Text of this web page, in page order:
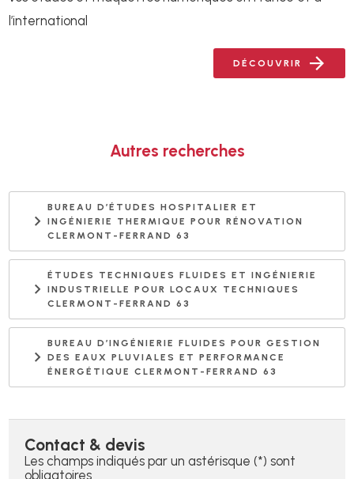
l’international
DÉCOUVRIR
Autres recherches
BUREAU D’ÉTUDES HOSPITALIER ET
INGÉNIERIE THERMIQUE POUR RÉNOVATION
CLERMONT-FERRAND 63
ÉTUDES TECHNIQUES FLUIDES ET INGÉNIERIE
INDUSTRIELLE POUR LOCAUX TECHNIQUES
CLERMONT-FERRAND 63
BUREAU D’INGÉNIERIE FLUIDES POUR GESTION
DES EAUX PLUVIALES ET PERFORMANCE
ÉNERGÉTIQUE CLERMONT-FERRAND 63
Contact & devis
Les champs indiqués par un astérisque (*) sont
obligatoires